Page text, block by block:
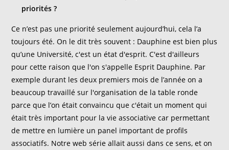
priorités ?
Ce n’est pas une priorité seulement aujourd’hui, cela l’a
toujours été. On le dit très souvent : Dauphine est bien plus
qu’une Université, c'est un état d'esprit. C'est d'ailleurs
pour cette raison que l'on s'appelle Esprit Dauphine. Par
exemple durant les deux premiers mois de l’année on a
beaucoup travaillé sur l'organisation de la table ronde
parce que l’on était convaincu que c'était un moment qui
était très important pour la vie associative car permettant
de mettre en lumière un panel important de profils
associatifs. Notre web série allait aussi dans ce sens, et on